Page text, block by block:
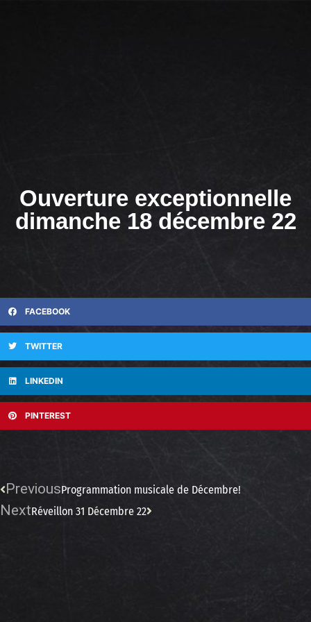
Ouverture exceptionnelle
dimanche 18 décembre 22
FACEBOOK
TWITTER
LINKEDIN
PINTEREST
PreviousProgrammation musicale de Décembre!
NextRéveillon 31 Décembre 22